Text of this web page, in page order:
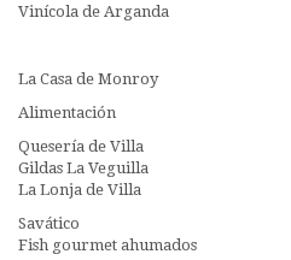
Vinícola de Arganda
La Casa de Monroy
Alimentación
Quesería de Villa
Gildas La Veguilla
La Lonja de Villa
Savático
Fish gourmet ahumados